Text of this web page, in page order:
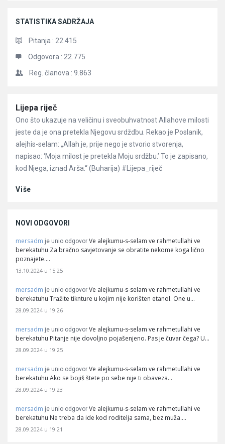
STATISTIKA SADRŽAJA
Pitanja : 22.415
Odgovora : 22.775
Reg. članova : 9.863
Članci
Lijepa riječ
Ono što ukazuje na veličinu i sveobuhvatnost Allahove milosti
jeste da je ona pretekla Njegovu srdždbu. Rekao je Poslanik,
alejhis-selam: „Allah je, prije nego je stvorio stvorenja,
napisao: ‘Moja milost je pretekla Moju srdžbu.’ To je zapisano,
kod Njega, iznad Arša.“ (Buharija) #Lijepa_riječ
Više
NOVI ODGOVORI
mersadm je unio odgovor Ve alejkumu-s-selam ve rahmetullahi ve
berekatuhu Za bračno savjetovanje se obratite nekome koga lično
poznajete.…
13.10.2024 u 15:25
mersadm je unio odgovor Ve alejkumu-s-selam ve rahmetullahi ve
berekatuhu Tražite tiknture u kojim nije korišten etanol. One u…
28.09.2024 u 19:26
mersadm je unio odgovor Ve alejkumu-s-selam ve rahmetullahi ve
berekatuhu Pitanje nije dovoljno pojašenjeno. Pas je čuvar čega? U…
28.09.2024 u 19:25
mersadm je unio odgovor Ve alejkumu-s-selam ve rahmetullahi ve
berekatuhu Ako se bojiš štete po sebe nije ti obaveza…
28.09.2024 u 19:23
mersadm je unio odgovor Ve alejkumu-s-selam ve rahmetullahi ve
berekatuhu Ne treba da ide kod roditelja sama, bez muža.…
28.09.2024 u 19:21